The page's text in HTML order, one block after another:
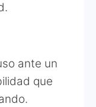
ante un
que